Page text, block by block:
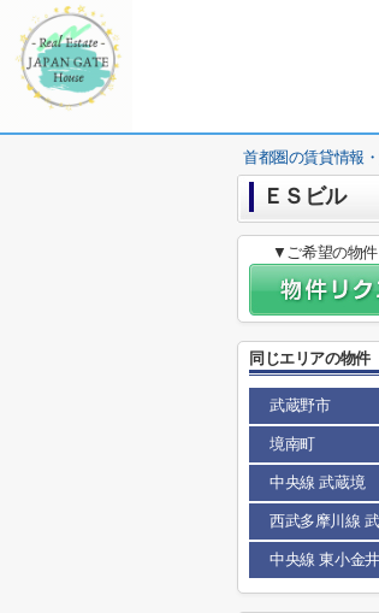
首都圏の賃貸情報
ＥＳビル
▼ご希望の物
同じエリアの物件
武蔵野市
境南町
中央線 武蔵境
西武多摩川線
中央線 東小金井